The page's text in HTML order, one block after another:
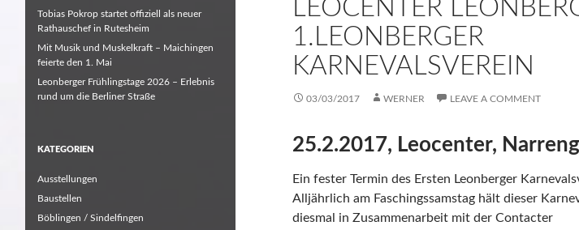
LEOCENTER
1.LEONBERGER
KARNEVALSVEREIN
03/03/2017 WERNER LEAVE A COMMENT
25.2.2017, Leocenter,
Ein fester Termin des Ersten Leonberger
Alljährlich am Faschingssamstag hält dieser
diesmal in Zusammenarbeit mit der Contacter
Tobias Pokrop startet offiziell als neuer
Rathauschef in Rutesheim
Mit Musik und Muskelkraft – Maichingen
feierte den 1. Mai
Leonberger Frühlingstage 2026 – Erlebnis
rund um die Berliner Straße
KATEGORIEN
Ausstellungen
Baustellen
Böblingen / Sindelfingen